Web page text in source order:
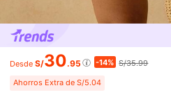
Desde S/30.95 -14% S/35.99
Ahorros Extra de S/5.04